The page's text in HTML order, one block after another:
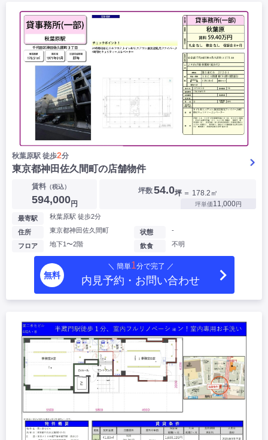
秋葉原駅 徒歩2分
東京都神田佐久間町の店舗物件
賃料（税込）
594,000円
坪数54.0坪 ＝ 178.2㎡
坪単価11,000円
最寄駅 秋葉原駅 徒歩2分
住所 東京都神田佐久間町
フロア 地下1〜2階
状態 -
飲食 不明
無料
＼ 簡単1分で完了 ／
内見予約・お問い合わせ